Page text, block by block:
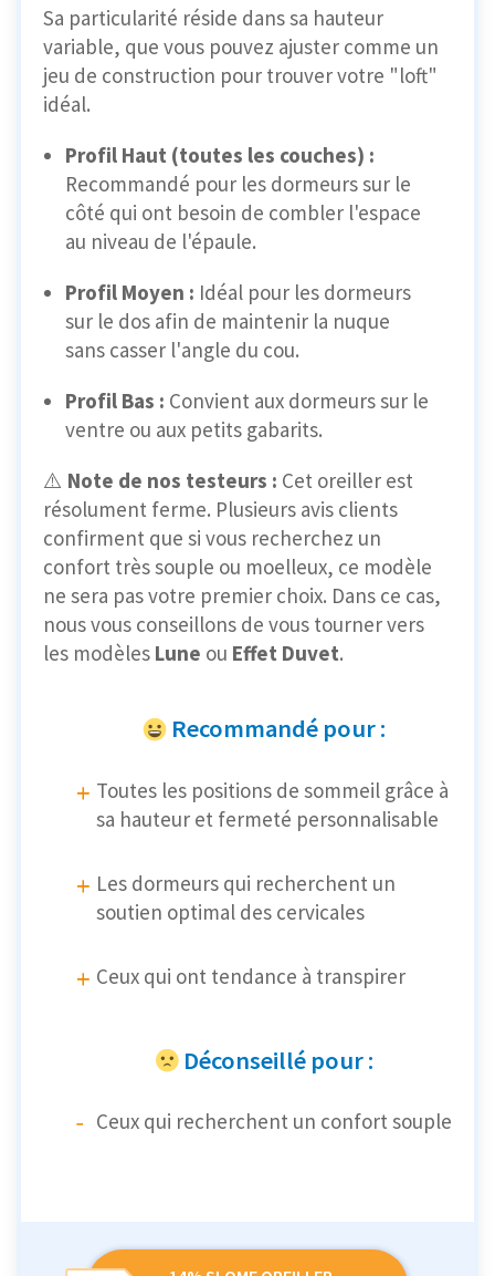
Sa particularité réside dans sa hauteur
variable, que vous pouvez ajuster comme un
jeu de construction pour trouver votre "loft"
idéal.
Profil Haut (toutes les couches) :
Recommandé pour les dormeurs sur le
côté qui ont besoin de combler l'espace
au niveau de l'épaule.
Profil Moyen : Idéal pour les dormeurs
sur le dos afin de maintenir la nuque
sans casser l'angle du cou.
Profil Bas : Convient aux dormeurs sur le
ventre ou aux petits gabarits.
⚠️ Note de nos testeurs : Cet oreiller est
résolument ferme. Plusieurs avis clients
confirment que si vous recherchez un
confort très souple ou moelleux, ce modèle
ne sera pas votre premier choix. Dans ce cas,
nous vous conseillons de vous tourner vers
les modèles Lune ou Effet Duvet.
Recommandé pour :
Toutes les positions de sommeil grâce à
sa hauteur et fermeté personnalisable
Les dormeurs qui recherchent un
soutien optimal des cervicales
Ceux qui ont tendance à transpirer
Déconseillé pour :
Ceux qui recherchent un confort souple